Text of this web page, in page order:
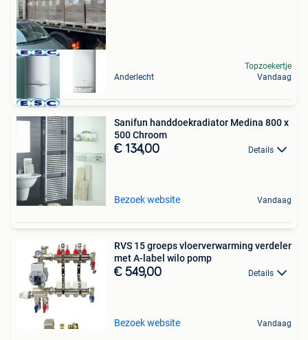
Anderlecht
Topzoekertje
Vandaag
Sanifun handdoekradiator Medina 800 x
500 Chroom
€ 134,00 Details
Bezoek website Vandaag
RVS 15 groeps vloerverwarming verdeler
met A-label wilo pomp
€ 549,00 Details
Bezoek website Vandaag